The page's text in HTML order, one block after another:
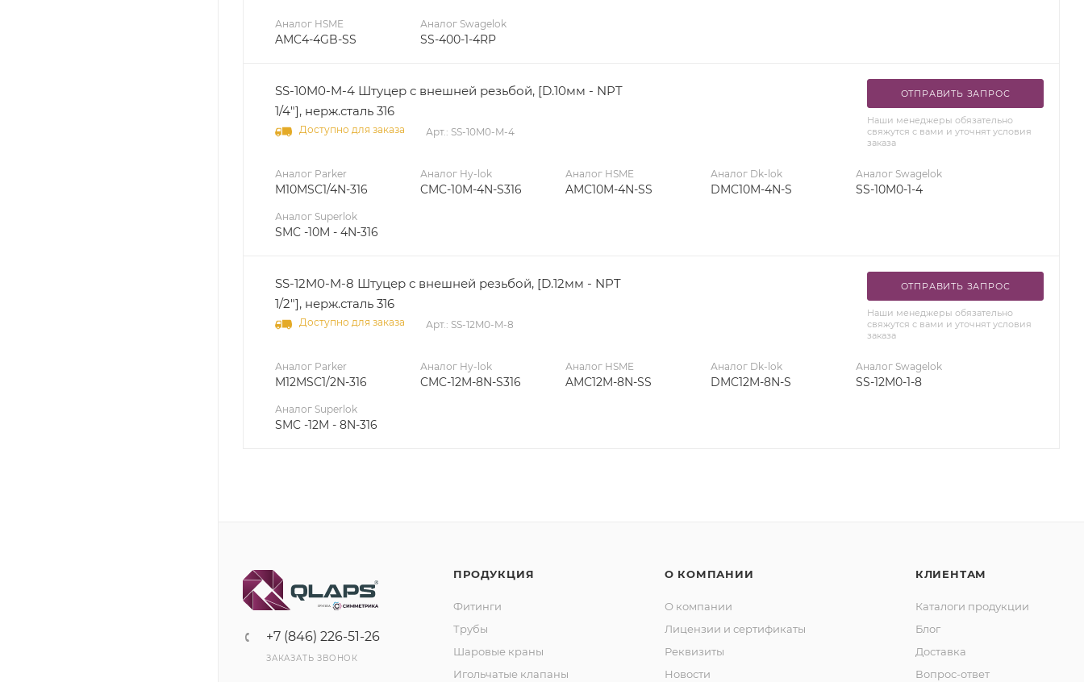
Аналог HSME
AMC4-4GB-SS
Аналог Swagelok
SS-400-1-4RP
SS-10M0-M-4 Штуцер с внешней резьбой, [D.10мм - NPT
1/4"], нерж.сталь 316
Доступно для заказа Арт.: SS-10M0-M-4
ОТПРАВИТЬ ЗАПРОС
Наши менеджеры обязательно
свяжутся с вами и уточнят условия
заказа
Аналог Parker
M10MSC1/4N-316
Аналог Hy-lok
CMC-10M-4N-S316
Аналог HSME
AMC10M-4N-SS
Аналог Dk-lok
DMC10M-4N-S
Аналог Swagelok
SS-10M0-1-4
Аналог Superlok
SMC -10M - 4N-316
SS-12M0-M-8 Штуцер с внешней резьбой, [D.12мм - NPT
1/2"], нерж.сталь 316
Доступно для заказа Арт.: SS-12M0-M-8
ОТПРАВИТЬ ЗАПРОС
Наши менеджеры обязательно
свяжутся с вами и уточнят условия
заказа
Аналог Parker
M12MSC1/2N-316
Аналог Hy-lok
CMC-12M-8N-S316
Аналог HSME
AMC12M-8N-SS
Аналог Dk-lok
DMC12M-8N-S
Аналог Swagelok
SS-12M0-1-8
Аналог Superlok
SMC -12M - 8N-316
+7 (846) 226-51-26
ЗАКАЗАТЬ ЗВОНОК
ПРОДУКЦИЯ
Фитинги
Трубы
Шаровые краны
Игольчатые клапаны
О КОМПАНИИ
О компании
Лицензии и сертификаты
Реквизиты
Новости
КЛИЕНТАМ
Каталоги продукции
Блог
Доставка
Вопрос-ответ